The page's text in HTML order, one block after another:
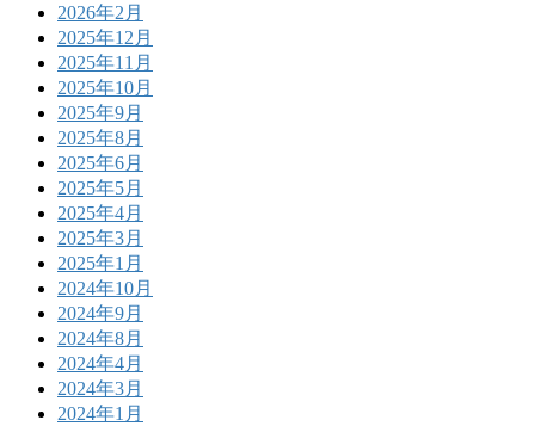
2026年2月
2025年12月
2025年11月
2025年10月
2025年9月
2025年8月
2025年6月
2025年5月
2025年4月
2025年3月
2025年1月
2024年10月
2024年9月
2024年8月
2024年4月
2024年3月
2024年1月